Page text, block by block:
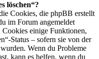
löschen“?
Cookies, die phpBB erstellt
im Forum angemeldet
einige Funktionen,
Status – sofern sie von der
Wenn du Probleme
kann es helfen, wenn du